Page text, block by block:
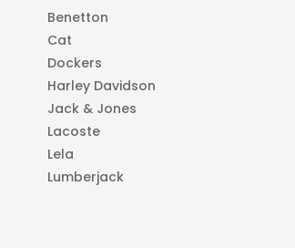
Benetton
Cat
Dockers
Harley Davidson
Jack & Jones
Lacoste
Lela
Lumberjack